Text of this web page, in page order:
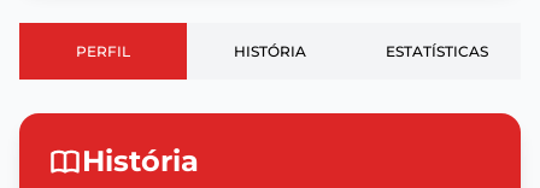
PERFIL HISTÓRIA ESTATÍSTICAS
História